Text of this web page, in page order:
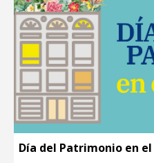
Día del Patrimonio en el